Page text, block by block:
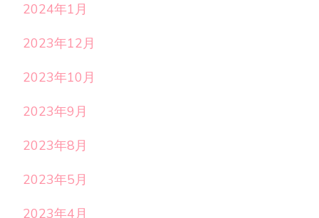
2024年1月
2023年12月
2023年10月
2023年9月
2023年8月
2023年5月
2023年4月